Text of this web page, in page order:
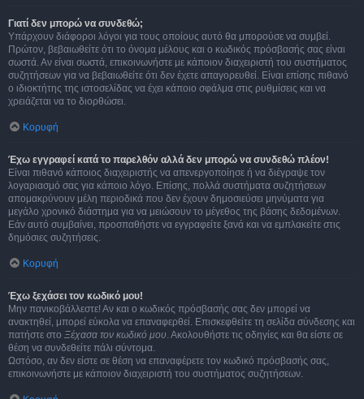
Γιατί δεν μπορώ να συνδεθώ;
Υπάρχουν διάφοροι λόγοι για τους οποίους αυτό θα μπορούσε να συμβεί.
Πρώτον, βεβαιωθείτε ότι το όνομα μέλους και ο κωδικός πρόσβασής σας είναι
σωστά. Αν είναι σωστά, επικοινωνήστε με κάποιον διαχειριστή του συστήματος
συζητήσεων για να βεβαιωθείτε ότι δεν έχετε απαγορευθεί. Είναι επίσης πιθανό
ο ιδιοκτήτης της ιστοσελίδας να έχει κάποιο σφάλμα στις ρυθμίσεις και να
χρειάζεται να το διορθώσει.
Κορυφή
Έχω εγγραφεί κατά το παρελθόν αλλά δεν μπορώ να συνδεθώ πλέον!
Είναι πιθανό κάποιος διαχειριστής να απενεργοποίησε ή να διέγραψε τον
λογαριασμό σας για κάποιο λόγο. Επίσης, πολλά συστήματα συζητήσεων
απομακρύνουν μέλη περιοδικά που δεν έχουν δημοσιεύσει μηνύματα για
μεγάλο χρονικό διάστημα για να μειώσουν το μέγεθος της βάσης δεδομένων.
Εάν αυτό συμβαίνει, προσπαθήστε να εγγραφείτε ξανά και να εμπλακείτε στις
δημόσιες συζητήσεις.
Κορυφή
Έχω ξεχάσει τον κωδικό μου!
Μην πανικοβάλλεστε! Αν και ο κωδικός πρόσβασής σας δεν μπορεί να
ανακτηθεί, μπορεί εύκολα να επαναφερθεί. Επισκεφθείτε τη σελίδα σύνδεσης και
πατήστε στο Ξέχασα τον κωδικό μου. Ακολουθήστε τις οδηγίες και θα είστε σε
θέση να συνδεθείτε πάλι σύντομα.
Ωστόσο, αν δεν είστε σε θέση να επαναφέρετε τον κωδικό πρόσβασής σας,
επικοινωνήστε με κάποιον διαχειριστή του συστήματος συζητήσεων.